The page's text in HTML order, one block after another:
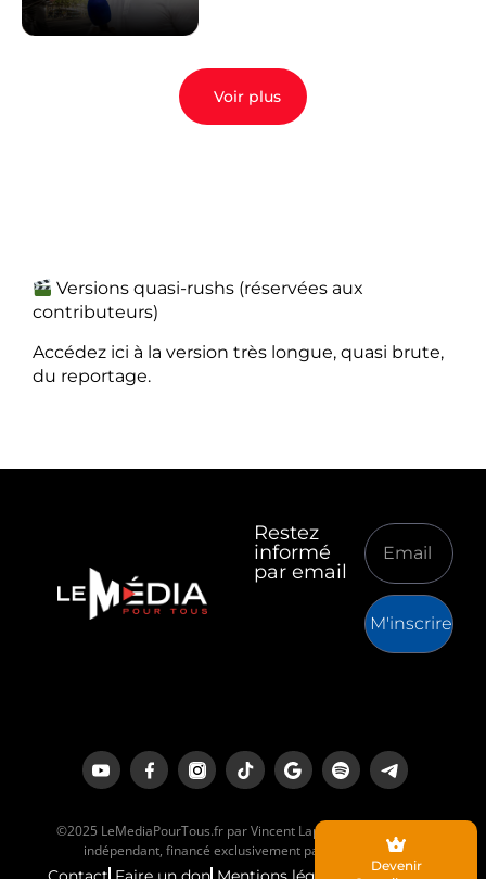
Voir plus
Versions quasi-rushs (réservées aux
contributeurs)
Accédez ici à la version très longue, quasi brute,
du reportage.
Restez
informé
par email
M'inscrire
©2025 LeMediaPourTous.fr par Vincent Lapierre est un média
indépendant, financé exclusivement par ses lecteurs.
Devenir